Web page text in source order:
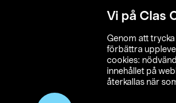
Vi på Clas
Genom att trycka
förbättra
cookies:
innehållet på
återkallas när